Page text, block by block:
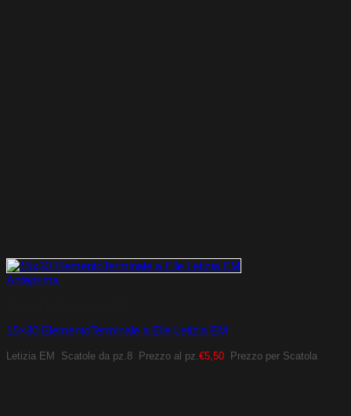
Anteprima
15×30 ElementoTerminale a Elle Letizia EM
Letizia EM Scatole da pz.8 Prezzo al pz.€5,50 Prezzo per Scatola